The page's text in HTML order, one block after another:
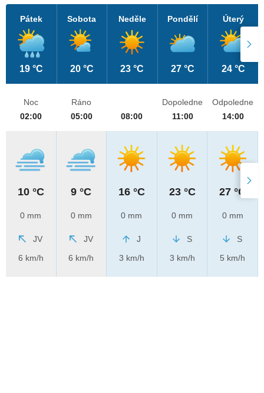
Pátek
19 °C
Sobota
20 °C
Neděle
23 °C
Pondělí
27 °C
Úterý
24 °C
Noc
02:00
10 °C
0 mm
JV
6 km/h
Ráno
05:00
9 °C
0 mm
JV
6 km/h
08:00
16 °C
0 mm
J
3 km/h
Dopoledne
11:00
23 °C
0 mm
S
3 km/h
Odpoledne
14:00
27 °C
0 mm
S
5 km/h